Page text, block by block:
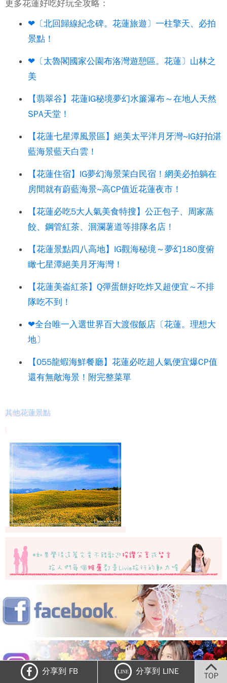
更多花蓮好吃好玩全攻略：
❤〔北回歸線紀念碑。花蓮旅遊〕一柱擎天、必拍
景點！
❤〔太魯閣國家公園布洛灣遊憩區。花蓮〕山林之
美
【翡翠谷】花蓮IG秘境夢幻水簾瀑布～在地人天然
SPA天堂！
【花蓮七星潭風景區】絕美太平洋月牙灣~IG好拍湛
藍海景藍天白雲！
【花蓮住宿】IG夢幻海景茉白民宿！網美必拍躺在
房間就有蔚藍海景~高CP值近花蓮夜市！
【花蓮必吃5大人氣美食特搜】公正包子、周家蒸
餃、鋼管紅茶、洄瀾薯道等排隊名店！
【花蓮景點四八高地】IG觀海秘境～夢幻180度俯
瞰七星潭絕美月牙海灣！
【花蓮美崙紅茶】Q彈蛋餅好吃炸又超便宜～不排
隊吃不到！
❤全台唯一入選世界百大渡假飯店〔花蓮。理想大
地〕
【055龍蝦海鮮餐廳】花蓮必吃超人氣便宜爆CP值
還有無敵海景！附完整菜單
其他花蓮景點
分享到 FB LINE 分享到 LINE TOP